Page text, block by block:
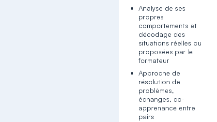
Analyse de ses
propres
comportements et
décodage des
situations réelles ou
proposées par le
formateur
Approche de
résolution de
problèmes,
échanges, co-
apprenance entre
pairs